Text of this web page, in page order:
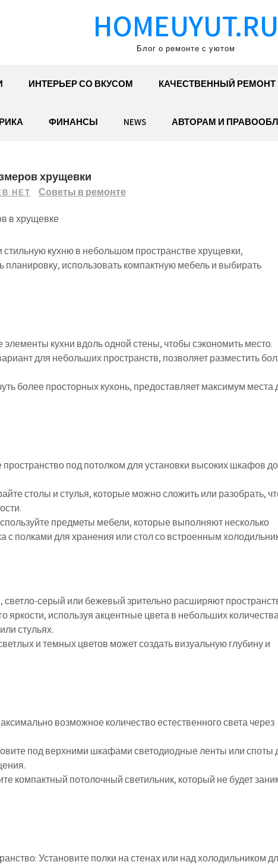
HOMEUYUT.RU
Блог о ремонте с уютом
ИНТЕРЬЕР СО ВКУСОМ КАЧЕСТВЕННЫЙ РЕМОНТ
ФИНАНСЫ NEWS АВТОРАМ И
хрущевки
НЕТ Советы в ремонте
в хрущевке
кухню в небольшом пространстве хрущевки,
использовать компактную мебель и выбирать
кухни вдоль одной стены, чтобы сэкономить место.
для небольших пространств, позволяет разместить
более просторных кухонь, предоставляет максимум места
под потолком для установки высоких шкафов до
столы и стулья, которые можно сложить или разобрать,
предметы мебели, которые выполняют несколько
с полками для хранения или стол со встроенным
серый или бежевый зрительно расширяют
яркости, используя акцентные цвета в небольших
стульях.
и темных цветов может создать визуальную глубину и
возможное количество естественного света через
под верхними шкафами светодиодные ленты или споты
компактный потолочный светильник, который не будет
Установите полки на стенах или над холодильником